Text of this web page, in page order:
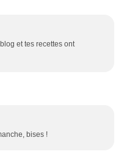
et tes recettes ont
bises !